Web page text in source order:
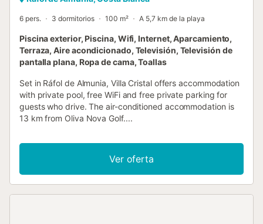
6 pers. 3 dormitorios 100 m² A 5,7 km de la playa
Piscina exterior, Piscina, Wifi, Internet, Aparcamiento,
Terraza, Aire acondicionado, Televisión, Televisión de
pantalla plana, Ropa de cama, Toallas
Set in Ráfol de Almunia, Villa Cristal offers accommodation
with private pool, free WiFi and free private parking for
guests who drive. The air-conditioned accommodation is
13 km from Oliva Nova Golf....
Ver oferta